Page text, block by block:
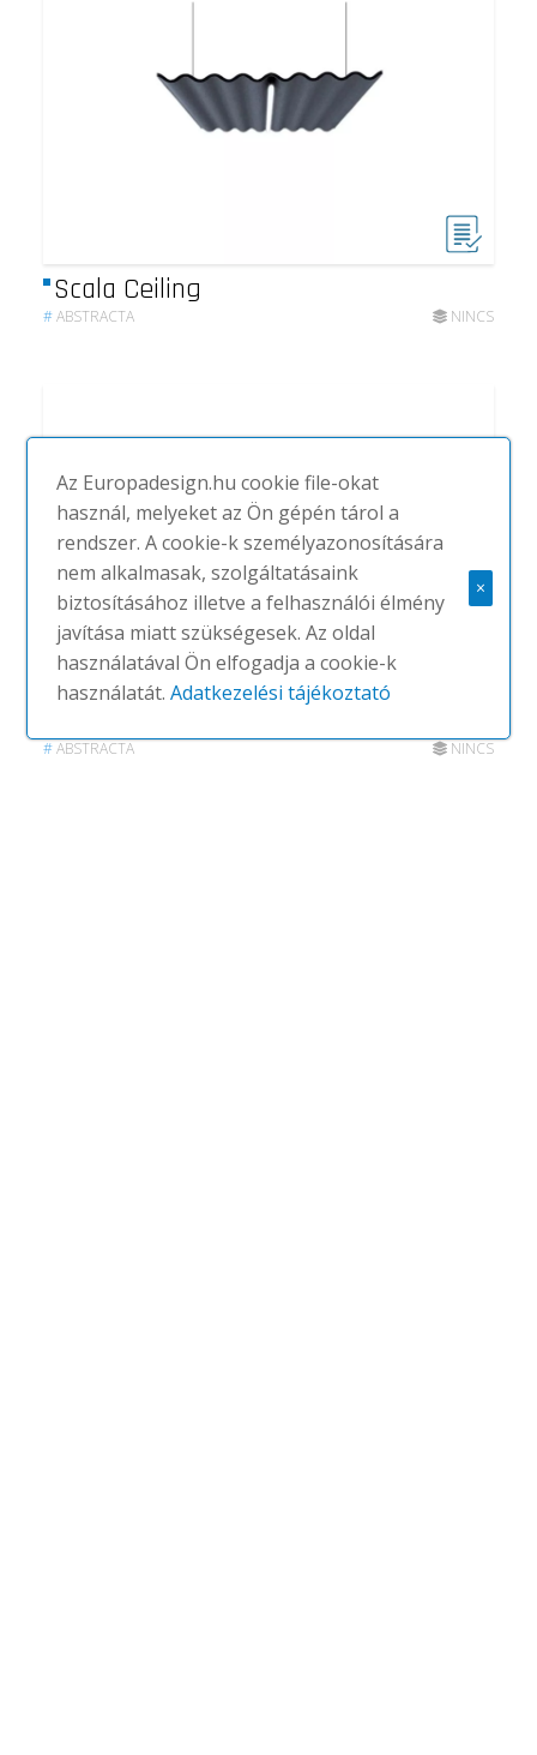
Scala Ceiling
#ABSTRACTA NINCS
#ABSTRACTA NINCS
Az Europadesign.hu cookie file-okat
használ, melyeket az Ön gépén tárol a
rendszer. A cookie-k személyazonosítására
nem alkalmasak, szolgáltatásaink
biztosításához illetve a felhasználói élmény
javítása miatt szükségesek. Az oldal
használatával Ön elfogadja a cookie-k
használatát.Adatkezelési tájékoztató
×